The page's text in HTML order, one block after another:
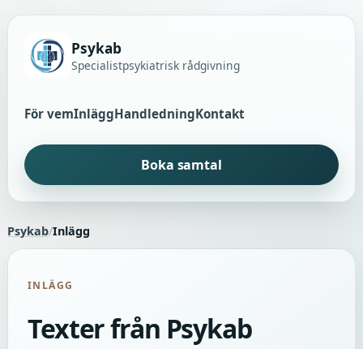
Psykab
Specialistpsykiatrisk rådgivning
För vemInläggHandledningKontakt
Boka samtal
Psykab/Inlägg
INLÄGG
Texter från Psykab